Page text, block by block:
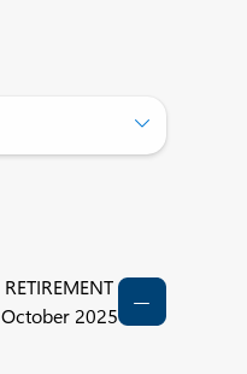
RETIREMENT
October 2025